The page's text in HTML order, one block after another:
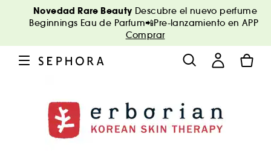
Novedad Rare Beauty Descubre el nuevo perfume
Beginnings Eau de Parfum📲Pre-lanzamiento en APP
Comprar